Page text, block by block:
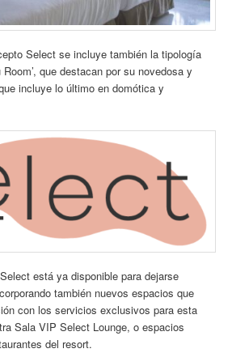
Select se incluye también la tipología
que destacan por su novedosa y
incluye lo último en domótica y
está ya disponible para dejarse
también nuevos espacios que
con los servicios exclusivos para esta
Sala VIP Select Lounge, o espacios
del resort.